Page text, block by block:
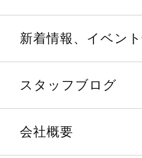
新着情報、イベン
スタッフブログ
会社概要